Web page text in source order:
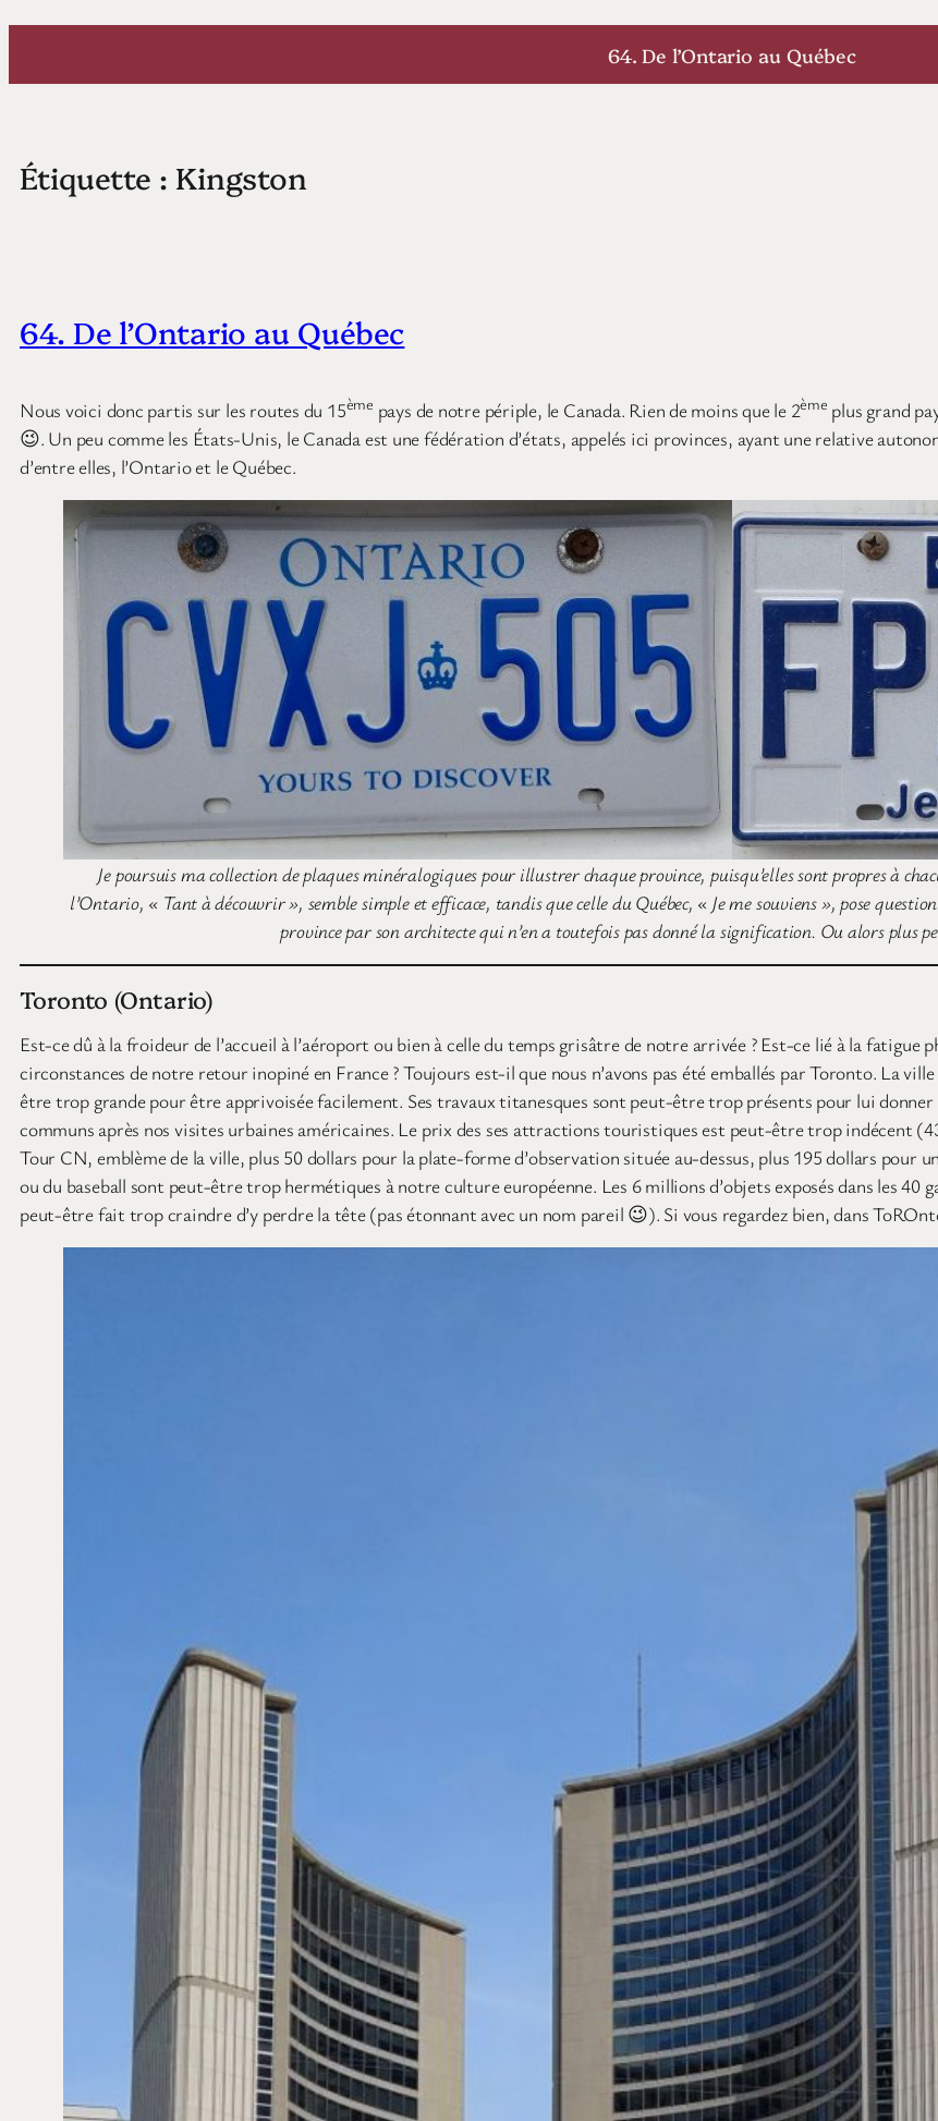
Aller
contenu
64. De l’Ontario au Québec
Étiquette : Kingston
64. De l’Ontario au Québec
Nous voici donc partis sur les routes du 15ème pays de notre périple, le Canada. Rien de moins que le 2ème plus grand
😉. Un peu comme les États-Unis, le Canada est une fédération d’états, appelés ici provinces, ayant une relative
d’entre elles, l’Ontario et le Québec.
Je poursuis ma collection de plaques minéralogiques pour illustrer chaque province, puisqu’elles sont propres à
l’Ontario, « Tant à découvrir », semble simple et efficace, tandis que celle du Québec, « Je me souviens », pose
province par son architecte qui n’en a toutefois pas donné la signification. Ou alors plus
Toronto (Ontario)
Est-ce dû à la froideur de l’accueil à l’aéroport ou bien à celle du temps grisâtre de notre arrivée ? Est-ce lié à la fatigue
circonstances de notre retour inopiné en France ? Toujours est-il que nous n’avons pas été emballés par Toronto. La
être trop grande pour être apprivoisée facilement. Ses travaux titanesques sont peut-être trop présents pour lui
communs après nos visites urbaines américaines. Le prix des ses attractions touristiques est peut-être trop indécent
Tour CN, emblème de la ville, plus 50 dollars pour la plate-forme d’observation située au-dessus, plus 195 dollars pour
ou du baseball sont peut-être trop hermétiques à notre culture européenne. Les 6 millions d’objets exposés dans les
peut-être fait trop craindre d’y perdre la tête (pas étonnant avec un nom pareil 😉). Si vous regardez bien, dans